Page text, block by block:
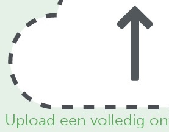
Upload een volledig